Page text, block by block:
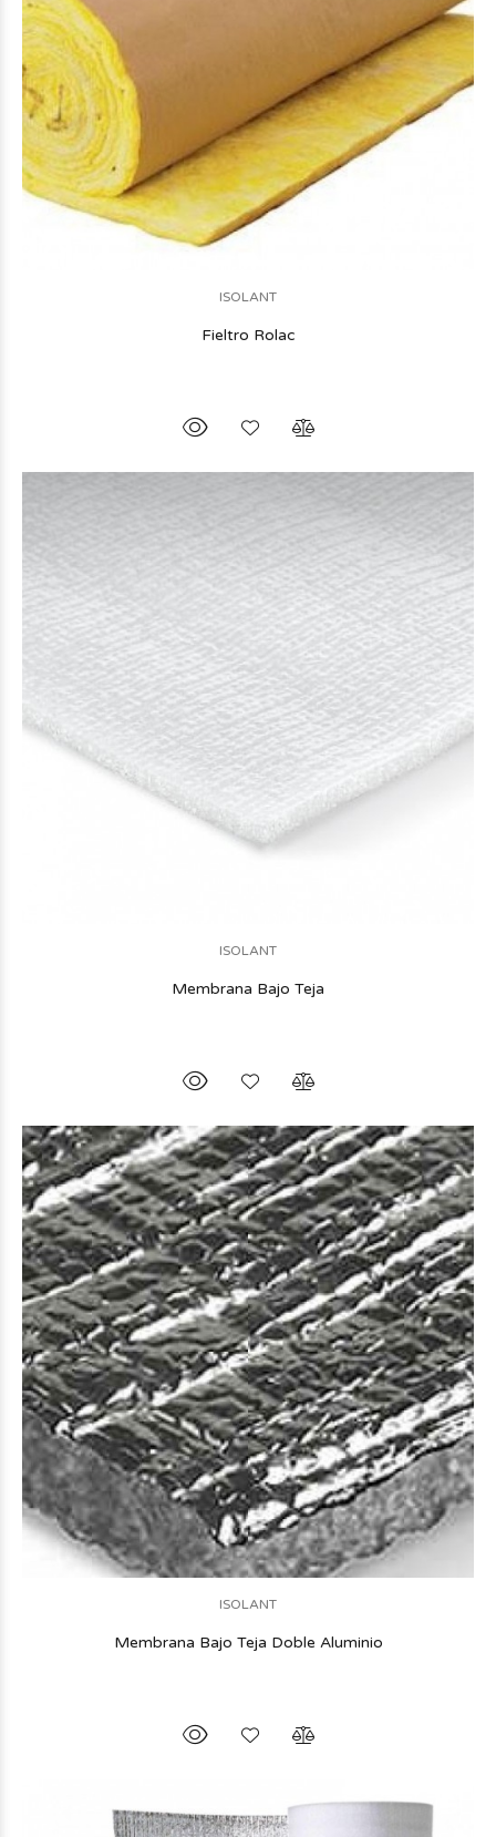
ISOLANT
Fieltro Rolac
ISOLANT
Membrana Bajo Teja
ISOLANT
Membrana Bajo Teja Doble Aluminio